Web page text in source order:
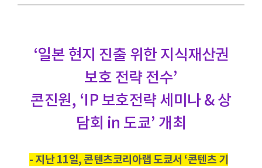
‘일본 현지 진출 위한 지식재산권
보호 전략 전수’
콘진원, ‘IP 보호전략 세미나 & 상
담회 in 도쿄’ 개최
- 지난 11일, 콘텐츠코리아랩 도쿄서 ‘콘텐츠 기